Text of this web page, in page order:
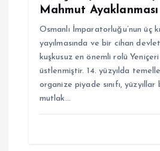
Mahmut Ayaklanması
Osmanlı İmparatorluğu’nun üç
yayılmasında ve bir cihan
kuşkusuz en önemli rolü
üstlenmiştir. 14. yüzyılda
organize piyade sınıfı, yüzyıllar
mutlak…